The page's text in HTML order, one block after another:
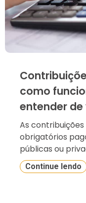
como
entender de
As
obrigatórios
públicas ou
Continue lendo